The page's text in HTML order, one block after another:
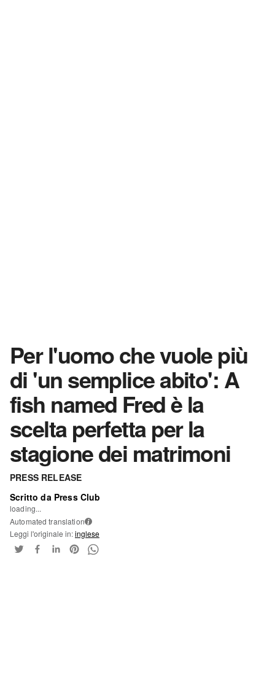
Per l'uomo che vuole più
di 'un semplice abito': A
fish named Fred è la
scelta perfetta per la
stagione dei matrimoni
PRESS RELEASE
Scritto da Press Club
loading...
Automated translation i
Leggi l'originale in:inglese